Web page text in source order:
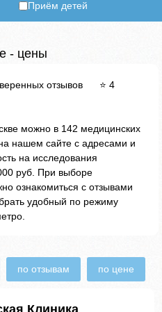
Приём детей
- цены
отзывов ⭐ 4
можно в 142 медицинских
нашем сайте с адресами и
на исследования
руб. При выборе
ознакомиться с отзывами
удобный по режиму
по отзывам по цене
Клиника